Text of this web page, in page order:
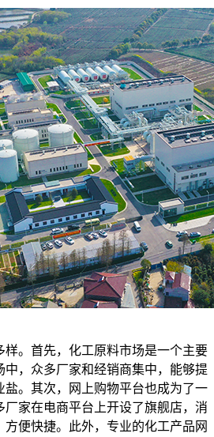
样。首先，化工原料市场是一个主要
中，众多厂家和经销商集中，能够提
盐。其次，网上购物平台也成为了一
家在电商平台上开设了旗舰店，消
便快捷。此外，专业的化工产品网